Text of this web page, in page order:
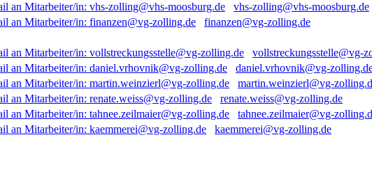
vhs-zolling@vhs-moosburg.de
finanzen@vg-zolling.de
vollstreckungsstelle@vg-
daniel.vrhovnik@vg-
martin.weinzierl@vg-
renate.weiss@vg-zolling.de
tahnee.zeilmaier@vg-
kaemmerei@vg-zolling.de